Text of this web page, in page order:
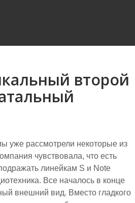
второй
уже рассмотрели некоторые из
чувствовала, что есть
линейкам S и Note
Все началось в конце
внешний вид. Вместо гладкого